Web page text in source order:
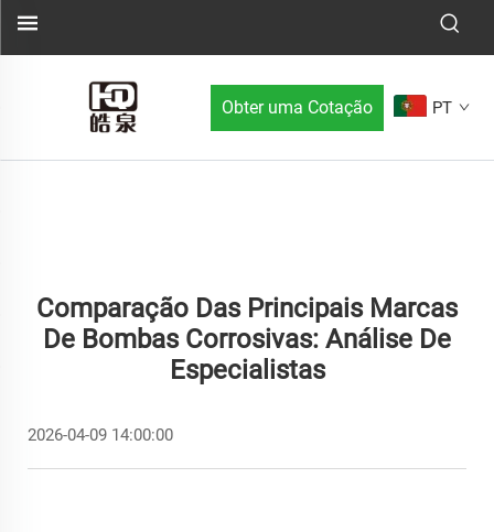
Obter uma Cotação PT
Comparação Das Principais Marcas
De Bombas Corrosivas: Análise De
Especialistas
2026-04-09 14:00:00